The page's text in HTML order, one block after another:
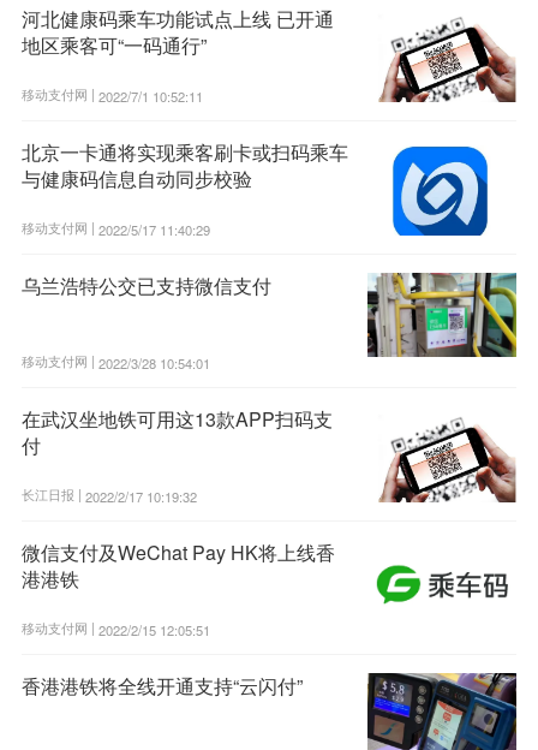
河北健康码乘车功能试点上线 已开通
地区乘客可“一码通行”
移动支付网 | 2022/7/1 10:52:11
北京一卡通将实现乘客刷卡或扫码乘车
与健康码信息自动同步校验
移动支付网 | 2022/5/17 11:40:29
乌兰浩特公交已支持微信支付
移动支付网 | 2022/3/28 10:54:01
在武汉坐地铁可用这13款APP扫码支
付
长江日报 | 2022/2/17 10:19:32
微信支付及WeChat Pay HK将上线香
港港铁
移动支付网 | 2022/2/15 12:05:51
香港港铁将全线开通支持“云闪付”